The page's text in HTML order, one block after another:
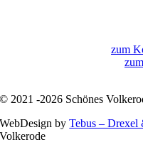
zum
© 2021 -2026 Schönes
WebDesign byTebus –
Volkerode